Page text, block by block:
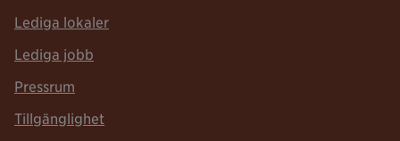
Lediga lokaler
Lediga jobb
Pressrum
Tillgänglighet